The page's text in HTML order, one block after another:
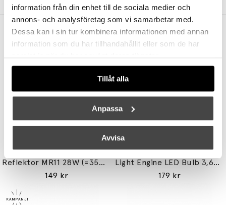
information från din enhet till de sociala medier och
annons- och analysföretag som vi samarbetar med.
Dessa kan i sin tur kombinera informationen med annan
information som du har tillhandahållit eller som de har
samlat in när du har använt deras tjänster.
Tillåt alla
Anpassa
Avvisa
Andra köpte även
UNISON
Reflektor MR11 28W (=35W) GU10
149 kr
TALA
Light Engine LED Bulb 3,6W (=33W) 2700K G9 Lightly Frosted
179 kr